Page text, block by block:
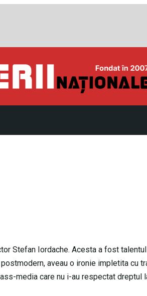
Stefan Iordache. Acesta a fost
aveau o ironie impletita cu
media care nu i-au respectat dreptul